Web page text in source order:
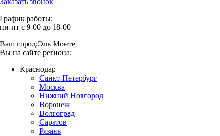
Заказать звонок
График работы:
пн-пт с 9-00 до 18-00
Ваш город:Эль-Монте
Вы на сайте региона:
Краснодар
Санкт-Петербург
Москва
Нижний Новгород
Воронеж
Волгоград
Саратов
Рязань